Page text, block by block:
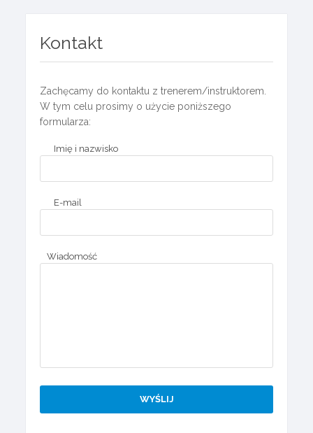
Kontakt
Zachęcamy do kontaktu z trenerem/instruktorem.
W tym celu prosimy o użycie poniższego
formularza:
Imię i nazwisko
E-mail
Wiadomość